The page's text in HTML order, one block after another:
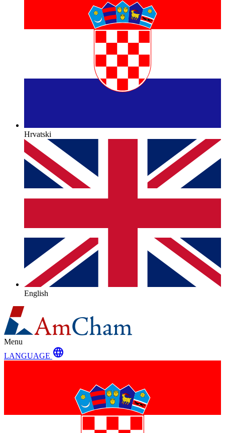
Hrvatski
English
Menu
LANGUAGE language